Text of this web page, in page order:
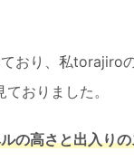
おり、私torajiro
おりました。
の高さと出入り